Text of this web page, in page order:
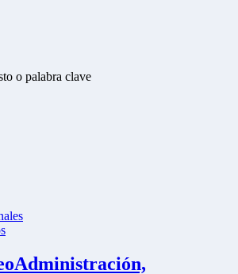
o palabra clave
Administración,